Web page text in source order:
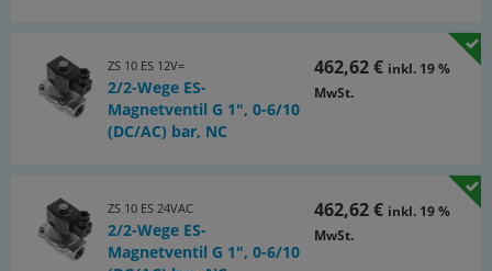
ZS 10 ES 12V=
2/2-Wege ES-
Magnetventil G 1", 0-6/10
(DC/AC) bar, NC
462,62 € inkl. 19 %
MwSt.
ZS 10 ES 24VAC
2/2-Wege ES-
Magnetventil G 1", 0-6/10
462,62 € inkl. 19 %
MwSt.